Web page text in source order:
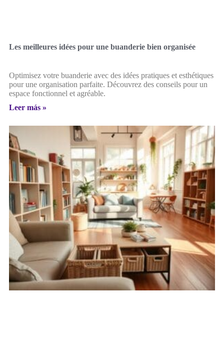
Les meilleures idées pour une buanderie bien organisée
Optimisez votre buanderie avec des idées pratiques et esthétiques
pour une organisation parfaite. Découvrez des conseils pour un
espace fonctionnel et agréable.
Leer más »